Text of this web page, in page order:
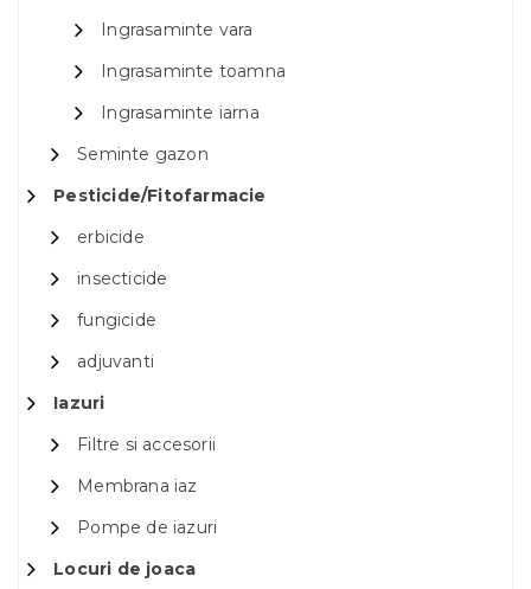
Ingrasaminte vara
Ingrasaminte toamna
Ingrasaminte iarna
Seminte gazon
Pesticide/Fitofarmacie
erbicide
insecticide
fungicide
adjuvanti
Iazuri
Filtre si accesorii
Membrana iaz
Pompe de iazuri
Locuri de joaca